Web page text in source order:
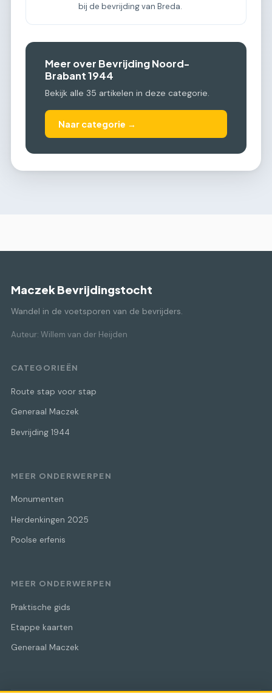
bij de bevrijding van Breda.
Meer over Bevrijding Noord-
Brabant 1944
Bekijk alle 35 artikelen in deze categorie.
Naar categorie →
Maczek Bevrijdingstocht
Wandel in de voetsporen van de bevrijders.
Auteur: Willem van der Heijden
CATEGORIEËN
Route stap voor stap
Generaal Maczek
Bevrijding 1944
MEER ONDERWERPEN
Monumenten
Herdenkingen 2025
Poolse erfenis
MEER ONDERWERPEN
Praktische gids
Etappe kaarten
Generaal Maczek